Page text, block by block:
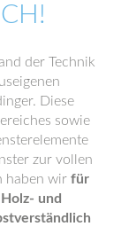
der Technik
Diese
sowie
zur vollen
haben wir für
und